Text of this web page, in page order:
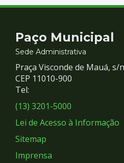
Contato
e
Redes
Sociais
Paço Municipal
Sede Administrativa
Praça Visconde de Mauá, s/
CEP 11010-900
Tel:
(13) 3201-5000
Lei de Acesso à Informação
Sitemap
Imprensa